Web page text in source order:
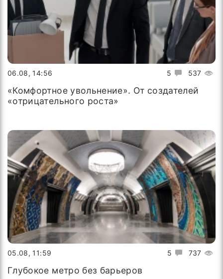
5 537
06.08, 14:56
«Комфортное увольнение». От создателей
«отрицательного роста»
5 737
05.08, 11:59
Глубокое метро без барьеров